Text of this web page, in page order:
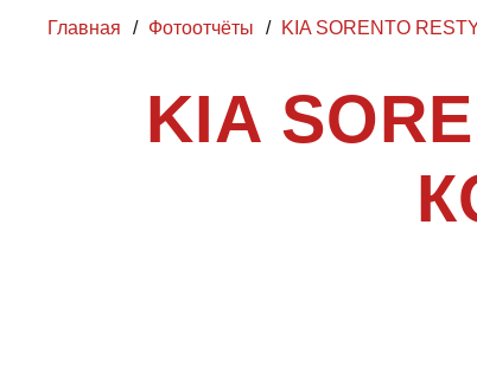
Главная / Фотоотчёты / KIA SORENTO
KIA